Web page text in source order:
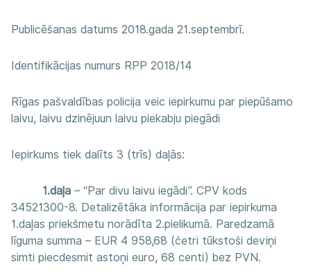
Publicēšanas datums 2018.gada 21.septembrī.
Identifikācijas numurs RPP 2018/14
Rīgas pašvaldības policija veic iepirkumu par piepūšamo
laivu, laivu dzinējuun laivu piekabju piegādi
Iepirkums tiek dalīts 3 (trīs) daļās:
1.daļa – “Par divu laivu iegādi”. CPV kods
34521300-8. Detalizētāka informācija par iepirkuma
1.daļas priekšmetu norādīta 2.pielikumā. Paredzamā
līguma summa – EUR 4 958,68 (četri tūkstoši deviņi
simti piecdesmit astoņi euro, 68 centi) bez PVN.